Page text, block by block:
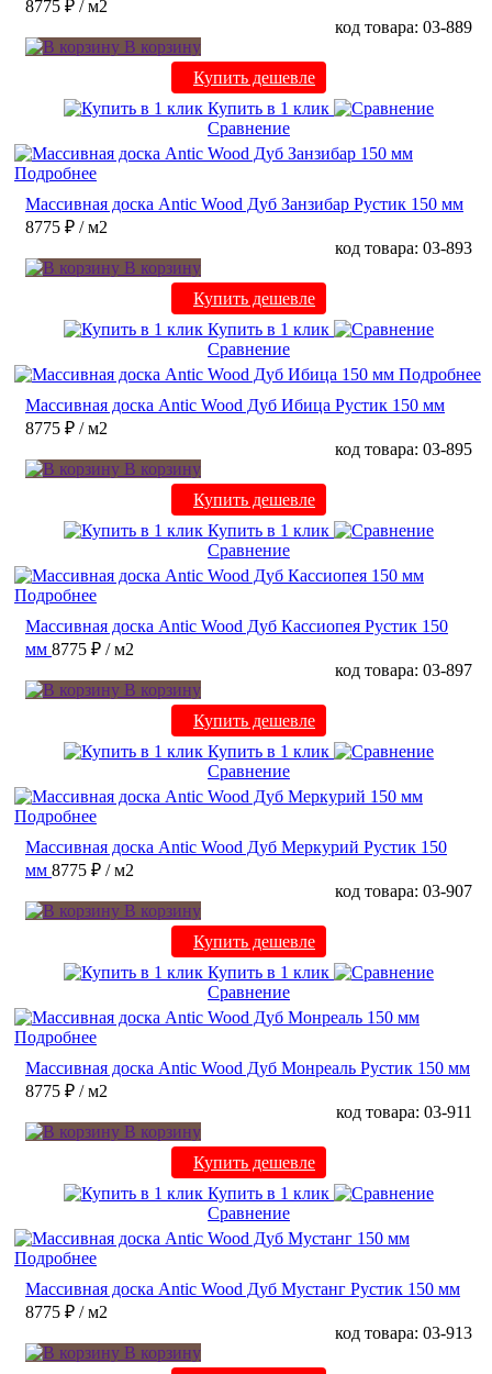
8775 ₽ / м2
код товара: 03-889
В корзину
Купить дешевле
Купить в 1 клик
Сравнение
Подробнее
Массивная доска Antic Wood Дуб Занзибар Рустик 150 мм
8775 ₽ / м2
код товара: 03-893
В корзину
Купить дешевле
Купить в 1 клик
Сравнение
Подробнее
Массивная доска Antic Wood Дуб Ибица Рустик 150 мм
8775 ₽ / м2
код товара: 03-895
В корзину
Купить дешевле
Купить в 1 клик
Сравнение
Подробнее
Массивная доска Antic Wood Дуб Кассиопея Рустик 150
мм 8775 ₽ / м2
код товара: 03-897
В корзину
Купить дешевле
Купить в 1 клик
Сравнение
Подробнее
Массивная доска Antic Wood Дуб Меркурий Рустик 150
мм 8775 ₽ / м2
код товара: 03-907
В корзину
Купить дешевле
Купить в 1 клик
Сравнение
Подробнее
Массивная доска Antic Wood Дуб Монреаль Рустик 150 мм
8775 ₽ / м2
код товара: 03-911
В корзину
Купить дешевле
Купить в 1 клик
Сравнение
Подробнее
Массивная доска Antic Wood Дуб Мустанг Рустик 150 мм
8775 ₽ / м2
код товара: 03-913
В корзину